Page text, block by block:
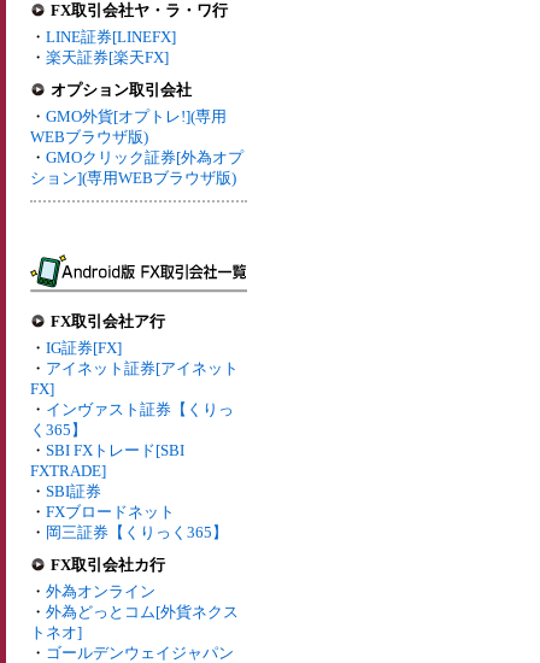
FX取引会社ヤ・ラ・ワ行
・ LINE証券[LINEFX]
・ 楽天証券[楽天FX]
オプション取引会社
・ GMO外貨[オプトレ!](専用
WEBブラウザ版)
・ GMOクリック証券[外為オプ
ション](専用WEBブラウザ版)
FX取引会社ア行
・ IG証券[FX]
・ アイネット証券[アイネット
FX]
・ インヴァスト証券【くりっ
く365】
・ SBI FXトレード[SBI
FXTRADE]
・ SBI証券
・ FXブロードネット
・ 岡三証券【くりっく365】
FX取引会社カ行
・ 外為オンライン
・ 外為どっとコム[外貨ネクス
トネオ]
・ ゴールデンウェイジャパン